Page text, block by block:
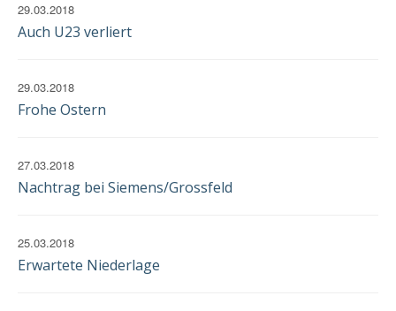
29.03.2018
Auch U23 verliert
29.03.2018
Frohe Ostern
27.03.2018
Nachtrag bei Siemens/Grossfeld
25.03.2018
Erwartete Niederlage